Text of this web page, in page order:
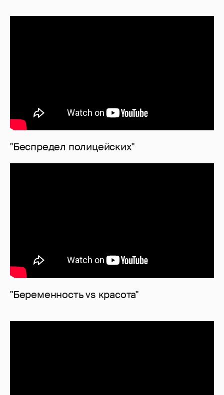
"Беспредел полицейских"
"Беременность vs красота"